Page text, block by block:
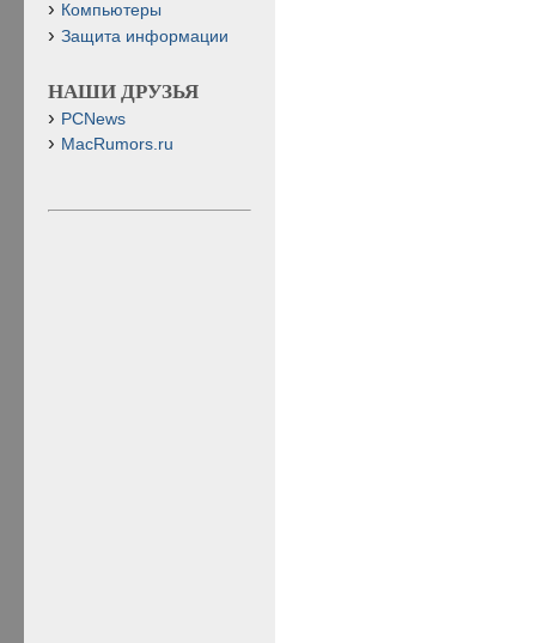
Компьютеры
Защита информации
НАШИ ДРУЗЬЯ
PCNews
MacRumors.ru